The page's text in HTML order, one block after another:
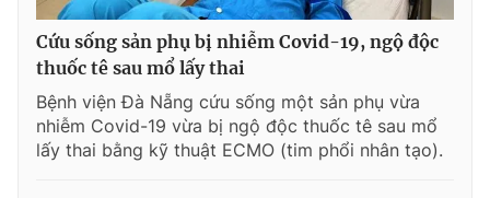
Cứu sống sản phụ bị nhiễm Covid-19, ngộ độc
thuốc tê sau mổ lấy thai
Bệnh viện Đà Nẵng cứu sống một sản phụ vừa
nhiễm Covid-19 vừa bị ngộ độc thuốc tê sau mổ
lấy thai bằng kỹ thuật ECMO (tim phổi nhân tạo).